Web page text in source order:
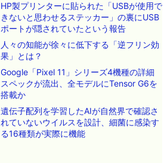
HP製プリンターに貼られた「USBが使用で
きないと思わせるステッカー」の裏にUSB
ポートが隠されていたという報告
人々の知能が徐々に低下する「逆フリン効
果」とは？
Google「Pixel 11」シリーズ4機種の詳細
スペックが流出、全モデルにTensor G6を
搭載か
遺伝子配列を学習したAIが自然界で確認さ
れていないウイルスを設計、細菌に感染す
る16種類が実際に機能